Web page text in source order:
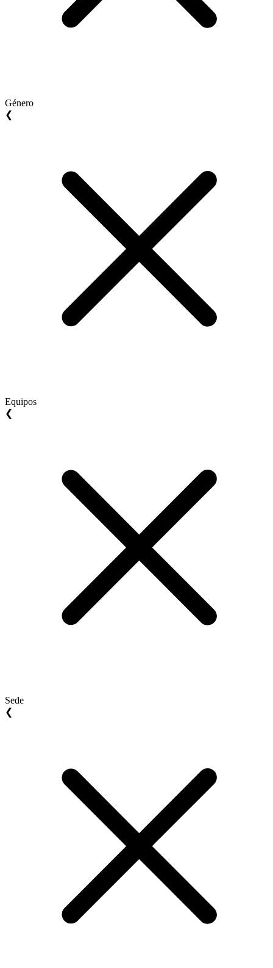
Género
❮
Equipos
❮
Sede
❮